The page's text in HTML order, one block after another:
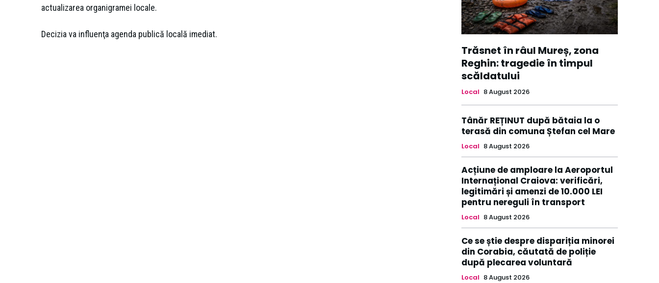
actualizarea organigramei locale.
Decizia va influenţa agenda publică locală imediat.
Trăsnet în râul Mureș, zona
Reghin: tragedie în timpul
scăldatului
Local 8 August 2026
Tânăr REȚINUT după bătaia la o
terasă din comuna Ștefan cel Mare
Local 8 August 2026
Acțiune de amploare la Aeroportul
Internațional Craiova: verificări,
legitimări și amenzi de 10.000 LEI
pentru nereguli în transport
Local 8 August 2026
Ce se știe despre dispariția minorei
din Corabia, căutată de poliție
după plecarea voluntară
Local 8 August 2026